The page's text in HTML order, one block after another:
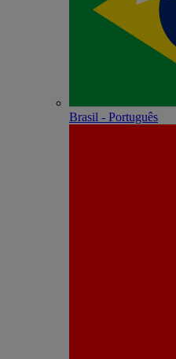
Brasil - Português